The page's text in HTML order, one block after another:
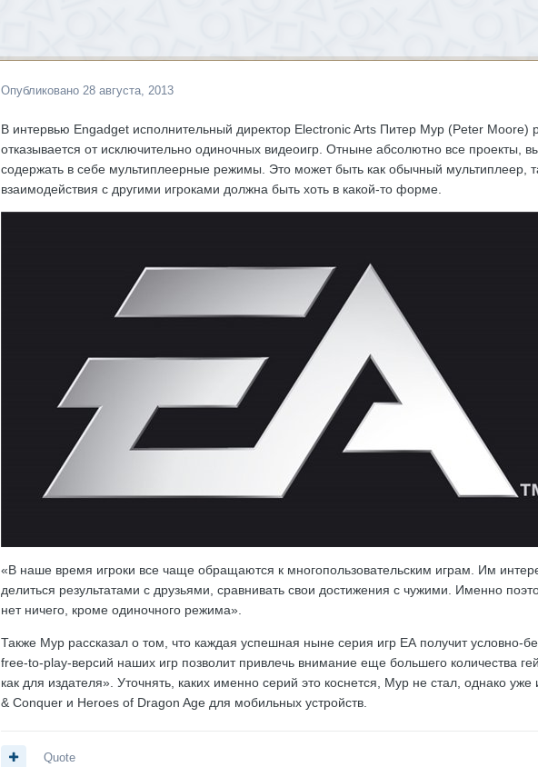
Опубликовано 28 августа, 2013
В интервью Engadget исполнительный директор Electronic Arts Питер Мур (Peter Moore)
отказывается от исключительно одиночных видеоигр. Отныне абсолютно все проекты,
содержать в себе мультиплеерные режимы. Это может быть как обычный мультиплеер,
взаимодействия с другими игроками должна быть хоть в какой-то форме.
«В наше время игроки все чаще обращаются к многопользовательским играм. Им
делиться результатами с друзьями, сравнивать свои достижения с чужими. Именно
нет ничего, кроме одиночного режима».
Также Мур рассказал о том, что каждая успешная ныне серия игр ЕА получит условно-
free-to-play-версий наших игр позволит привлечь внимание еще большего количества
как для издателя». Уточнять, каких именно серий это коснется, Мур не стал, однако
& Conquer и Heroes of Dragon Age для мобильных устройств.
Quote